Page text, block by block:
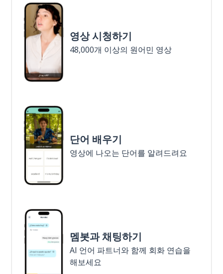
영상 시청하기
48,000개 이상의 원어민 영상
단어 배우기
영상에 나오는 단어를 알려드려요
멤봇과 채팅하기
AI 언어 파트너와 함께 회화 연습을
해보세요